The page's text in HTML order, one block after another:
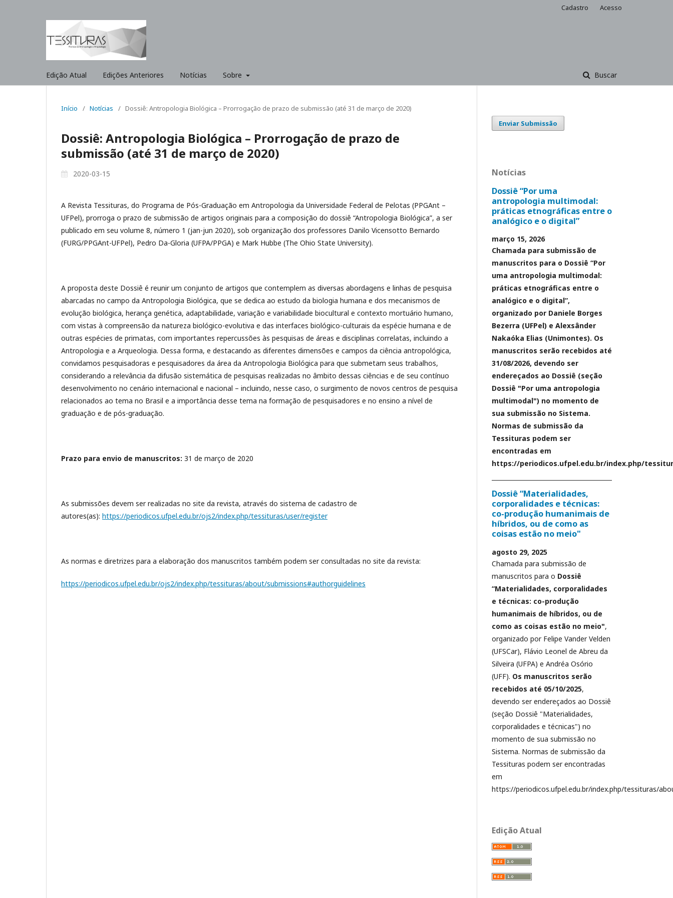
Edição Atual Edições Anteriores Notícias Sobre Buscar
Cadastro Acesso
Início / Notícias / Dossiê: Antropologia Biológica – Prorrogação de prazo de submissão (até 31 de março de 2020)
Dossiê: Antropologia Biológica – Prorrogação de prazo de
submissão (até 31 de março de 2020)
2020-03-15
A Revista Tessituras, do Programa de Pós-Graduação em Antropologia da Universidade Federal de Pelotas (PPGAnt –
UFPel), prorroga o prazo de submissão de artigos originais para a composição do dossiê “Antropologia Biológica”, a ser
publicado em seu volume 8, número 1 (jan-jun 2020), sob organização dos professores Danilo Vicensotto Bernardo
(FURG/PPGAnt-UFPel), Pedro Da-Gloria (UFPA/PPGA) e Mark Hubbe (The Ohio State University).
A proposta deste Dossiê é reunir um conjunto de artigos que contemplem as diversas abordagens e linhas de pesquisa
abarcadas no campo da Antropologia Biológica, que se dedica ao estudo da biologia humana e dos mecanismos de
evolução biológica, herança genética, adaptabilidade, variação e variabilidade biocultural e contexto mortuário humano,
com vistas à compreensão da natureza biológico-evolutiva e das interfaces biológico-culturais da espécie humana e de
outras espécies de primatas, com importantes repercussões às pesquisas de áreas e disciplinas correlatas, incluindo a
Antropologia e a Arqueologia. Dessa forma, e destacando as diferentes dimensões e campos da ciência antropológica,
convidamos pesquisadoras e pesquisadores da área da Antropologia Biológica para que submetam seus trabalhos,
considerando a relevância da difusão sistemática de pesquisas realizadas no âmbito dessas ciências e de seu contínuo
desenvolvimento no cenário internacional e nacional – incluindo, nesse caso, o surgimento de novos centros de pesquisa
relacionados ao tema no Brasil e a importância desse tema na formação de pesquisadores e no ensino a nível de
graduação e de pós-graduação.
Prazo para envio de manuscritos: 31 de março de 2020
As submissões devem ser realizadas no site da revista, através do sistema de cadastro de
autores(as): https://periodicos.ufpel.edu.br/ojs2/index.php/tessituras/user/register
As normas e diretrizes para a elaboração dos manuscritos também podem ser consultadas no site da revista:
https://periodicos.ufpel.edu.br/ojs2/index.php/tessituras/about/submissions#authorguidelines
Enviar Submissão
Notícias
Dossiê “Por uma
antropologia multimodal:
práticas etnográficas entre o
analógico e o digital”
março 15, 2026
Chamada para submissão de
manuscritos para o Dossiê “Por
uma antropologia multimodal:
práticas etnográficas entre o
analógico e o digital”,
organizado por Daniele Borges
Bezerra (UFPel) e Alexsânder
Nakaóka Elias (Unimontes). Os
manuscritos serão recebidos até
31/08/2026, devendo ser
endereçados ao Dossiê (seção
Dossiê "Por uma antropologia
multimodal") no momento de
sua submissão no Sistema.
Normas de submissão da
Tessituras podem ser
encontradas em
https://periodicos.ufpel.edu.br/index.php/
Dossiê “Materialidades,
corporalidades e técnicas:
co-produção humanimais de
híbridos, ou de como as
coisas estão no meio"
agosto 29, 2025
Chamada para submissão de
manuscritos para o Dossiê
“Materialidades, corporalidades
e técnicas: co-produção
humanimais de híbridos, ou de
como as coisas estão no meio",
organizado por Felipe Vander Velden
(UFSCar), Flávio Leonel de Abreu da
Silveira (UFPA) e Andréa Osório
(UFF). Os manuscritos serão
recebidos até 05/10/2025,
devendo ser endereçados ao Dossiê
(seção Dossiê "Materialidades,
corporalidades e técnicas") no
momento de sua submissão no
Sistema. Normas de submissão da
Tessituras podem ser encontradas
em
https://periodicos.ufpel.edu.br/index.php/tessituras/
Edição Atual